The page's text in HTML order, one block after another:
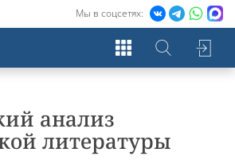
Мы в соцсетях:
анализ
литературы